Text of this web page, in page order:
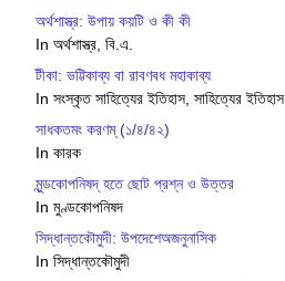
অর্থশাস্ত্র: উপায় কয়টি ও কী কী
In অর্থশাস্ত্র, বি.এ.
টীকা: ভট্টিকাব্য বা রাবণবধ মহাকাব্য
In সংস্কৃত সাহিত্যের ইতিহাস, সাহিত্যের ইতিহাস
সাধকতমং করণম্ (১/৪/৪২)
In কারক
মুন্ডকোপনিষদ্ হতে ছোট প্রশ্ন ও উত্তর
In মুণ্ডকোপনিষদ
সিদ্ধান্তকৌমুদী: উপদেশেঅজনুনাসিক
In সিদ্ধান্তকৌমুদী